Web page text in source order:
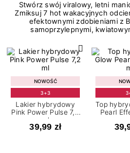
Stwórz swój viralowy, letni
Zmiksuj 7 hot wakacyjnych
efektownymi zdobieniami z
samoprzylepnymi,
NOWOŚĆ
3+3
Lakier hybrydowy
Pink Power Pulse 7,2
ml
39,99 zł
Top
Pearl